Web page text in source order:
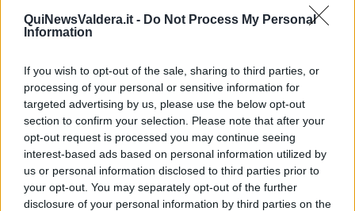
QuiNewsValdera.it - Do Not Process My Personal
Information
If you wish to opt-out of the sale, sharing to third parties, or
processing of your personal or sensitive information for
targeted advertising by us, please use the below opt-out
section to confirm your selection. Please note that after your
opt-out request is processed you may continue seeing
interest-based ads based on personal information utilized by
us or personal information disclosed to third parties prior to
your opt-out. You may separately opt-out of the further
disclosure of your personal information by third parties on the
che incrociano la tua traiettoria. Altrimenti siate creative e inventate
qualcosa lì per lì.
ed essendo seduta in un divano ad angolo dove i presenti avevano
lasciato borse, scarpe, zaini, ecc., ad un tanghero arrivato li per
caso a prendere qualcosa dal suo zaino nel momento in cui si
abbassò praticamente ai miei piedi, gli dissi con un sorriso: “Non
importava così tanto… bastava una semplice mirada…”. Rise di
gusto e m’invitò a ballare. Alle volte assistiamo alletande rosa,
pertanto puntiamo in alto e non perdiamo stupidamente
quest’occasione per timidezza, fermo restando di drizzare, pardon,
mirare prima di andare dirette dall’uomo scelto.